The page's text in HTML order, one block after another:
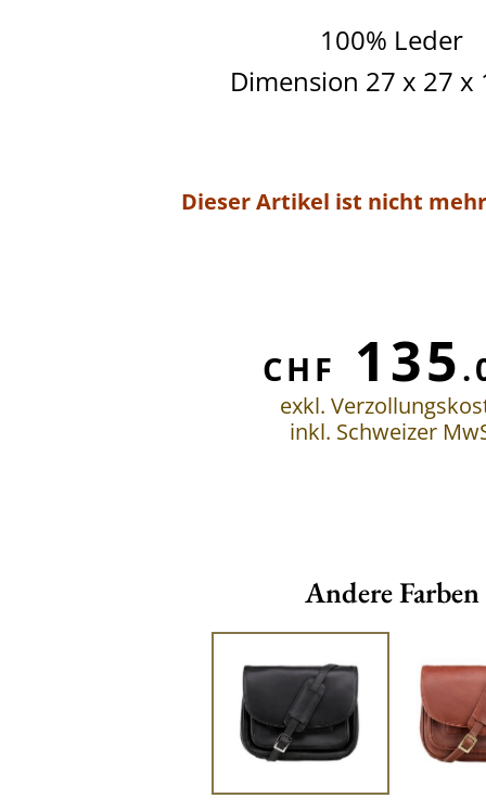
100% Leder
Dimension 27 x 27 x
Dieser Artikel ist nicht
CHF 135
exkl.
inkl. Schweizer
Andere Farben